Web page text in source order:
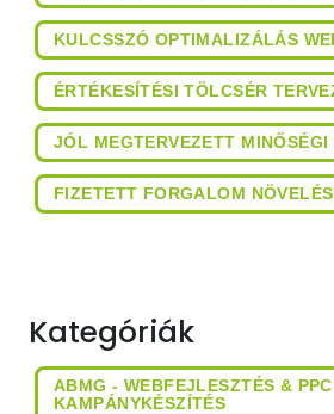
KULCSSZÓ OPTIMALIZÁLÁS
ÉRTÉKESÍTÉSI TÖLCSÉR
JÓL MEGTERVEZETT MINŐSÉGI
FIZETETT FORGALOM
Kategóriák
ABMG - WEBFEJLESZTÉS & PPC
KAMPÁNYKÉSZÍTÉS